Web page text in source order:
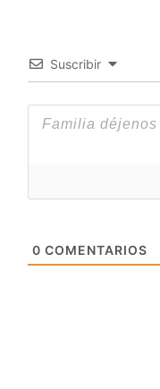
Suscribir
0 COMENTARIOS